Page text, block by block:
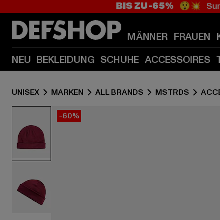
BIS ZU -65% 😲💥
MÄNNER FRAUEN
NEU BEKLEIDUNG SCHUHE ACCESSOIRES
UNISEX MARKEN ALL BRANDS MSTRDS
-60%